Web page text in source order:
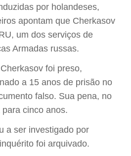
por holandeses,
apontam que Cherkasov
um dos serviços de
Armadas russas.
foi preso,
a 15 anos de prisão no
falso. Sua pena, no
cinco anos.
a ser investigado por
foi arquivado.